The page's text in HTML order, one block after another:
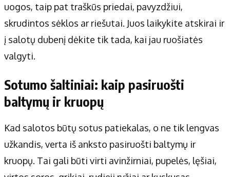
uogos, taip pat traškūs priedai, pavyzdžiui,
skrudintos sėklos ar riešutai. Juos laikykite atskirai ir
į salotų dubenį dėkite tik tada, kai jau ruošiatės
valgyti.
Sotumo šaltiniai: kaip pasiruošti
baltymų ir kruopų
Kad salotos būtų sotus patiekalas, o ne tik lengvas
užkandis, verta iš anksto pasiruošti baltymų ir
kruopų. Tai gali būti virti avinžirniai, pupelės, lęšiai,